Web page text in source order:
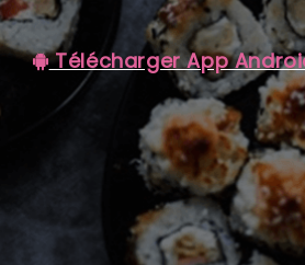
Télécharger App